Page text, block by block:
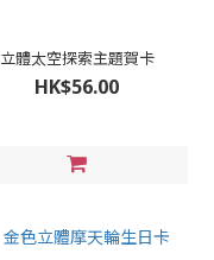
立體太空探索主題賀卡
HK$56.00